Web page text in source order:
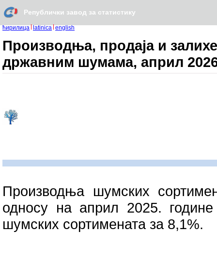
Републички завод за статистику
ћирилица latinica english
Производња, продаја и
државним шумама, април
Производња шумских
односу на април 2025.
шумских сортимената за 8,1%.